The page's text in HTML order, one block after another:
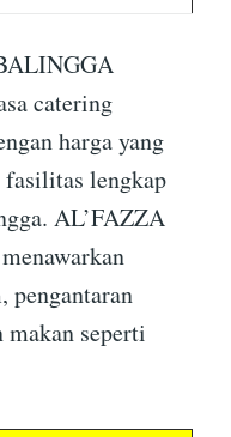
catering
harga yang
fasilitas lengkap
AL’FAZZA
pengantaran
makan seperti